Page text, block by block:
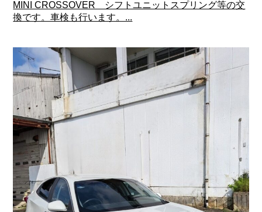
MINI CROSSOVER シフトユニットスプリング等の交
換です。車検も行います。...